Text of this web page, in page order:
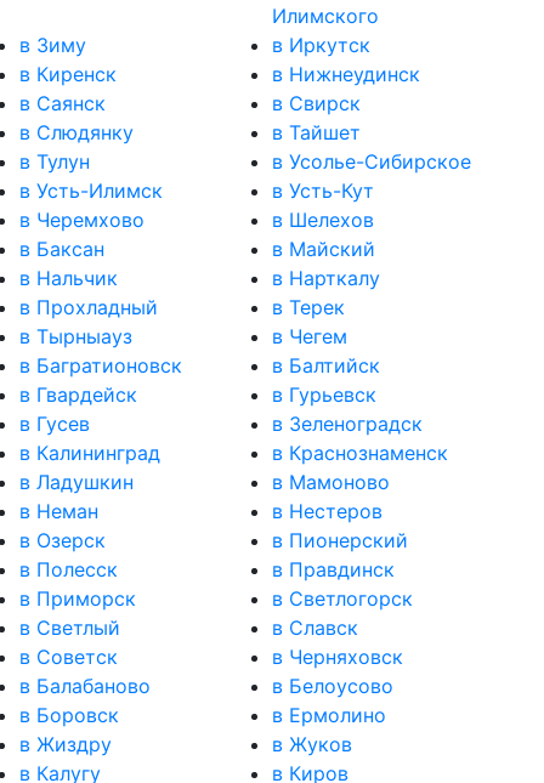
Илимского
в Зиму
в Иркутск
в Киренск
в Нижнеудинск
в Саянск
в Свирск
в Слюдянку
в Тайшет
в Тулун
в Усолье-Сибирское
в Усть-Илимск
в Усть-Кут
в Черемхово
в Шелехов
в Баксан
в Майский
в Нальчик
в Нарткалу
в Прохладный
в Терек
в Тырныауз
в Чегем
в Багратионовск
в Балтийск
в Гвардейск
в Гурьевск
в Гусев
в Зеленоградск
в Калининград
в Краснознаменск
в Ладушкин
в Мамоново
в Неман
в Нестеров
в Озерск
в Пионерский
в Полесск
в Правдинск
в Приморск
в Светлогорск
в Светлый
в Славск
в Советск
в Черняховск
в Балабаново
в Белоусово
в Боровск
в Ермолино
в Жиздру
в Жуков
в Калугу
в Киров